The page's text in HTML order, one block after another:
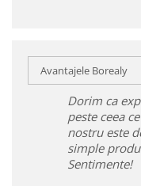
Avantajele Borealy
Dorim ca
peste ceea
nostru este
simple
Sentimente!